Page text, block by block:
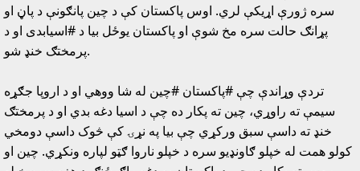
سره ژورې اړيکې لري. اوس پاکستان کې د چين پانګونې د پاڼ او
پړانګ حالت سره مخ شوې او پاکستان يوځل بيا د #اسيابدى او د
پرمختګ خنډ شو.
تردې وړاندې چې #پاکستان #چين له شا ووهي او د اروپا جګړه
سيمې ته راوړي، چين ته پکار ده چې د اسيا دغه بدي او د پرمختګ
خنډ ته داسې سبق ورکړي چې بيا په نړۍ کې څوک داسې دومخي
کولو همت له خپلو ګاونډيو سره د خپلو ناروا ګټو لپاره ونکړي. چين او